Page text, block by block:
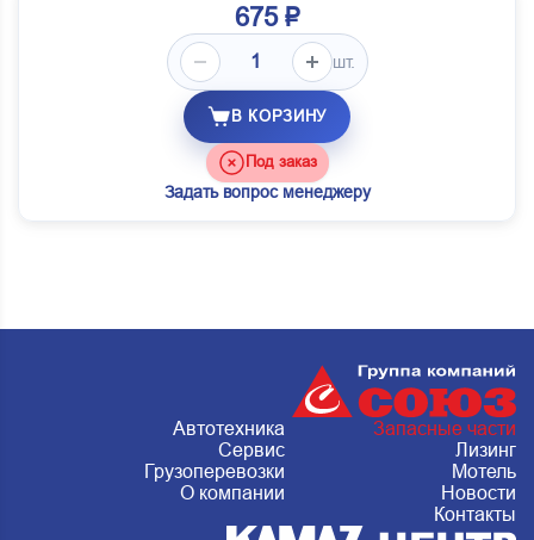
675 ₽
шт.
В КОРЗИНУ
Под заказ
Задать вопрос менеджеру
Автотехника
Запасные части
Сервис
Лизинг
Грузоперевозки
Мотель
О компании
Новости
Контакты